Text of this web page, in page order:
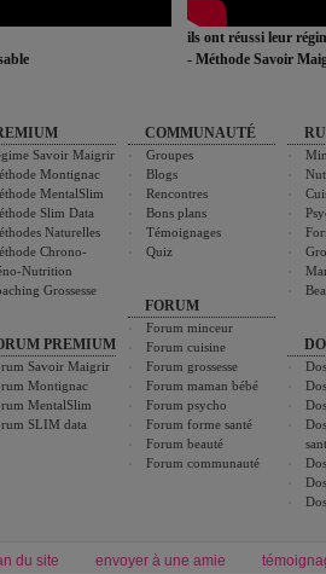
ils ont réussi leur
- Méthode Savoir
Savoir Maigrir
Montignac
MentalSlim
Slim Data
Naturelles
Chrono-
Nutrition
Grossesse
PREMIUM
Savoir Maigrir
Montignac
MentalSlim
SLIM data
COMMUNAUTÉ
Groupes
Blogs
Rencontres
Bons plans
Témoignages
Quiz
FORUM
Forum minceur
Forum cuisine
Forum grossesse
Forum maman bébé
Forum psycho
Forum forme santé
Forum beauté
Forum communauté
du site envoyer à une amie